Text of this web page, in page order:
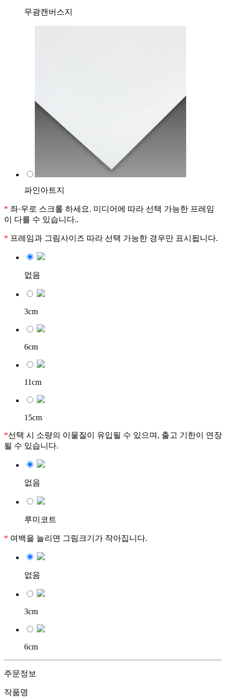
무광캔버스지
파인아트지
* 좌·우로 스크롤 하세요. 미디어에 따라 선택 가능한 프레임
이 다를 수 있습니다..
* 프레임과 그림사이즈 따라 선택 가능한 경우만 표시됩니다.
없음
3cm
6cm
11cm
15cm
*선택 시 소량의 이물질이 유입될 수 있으며, 출고 기한이 연장
될 수 있습니다.
없음
루미코트
* 여백을 늘리면 그림크기가 작아집니다.
없음
3cm
6cm
주문정보
작품명